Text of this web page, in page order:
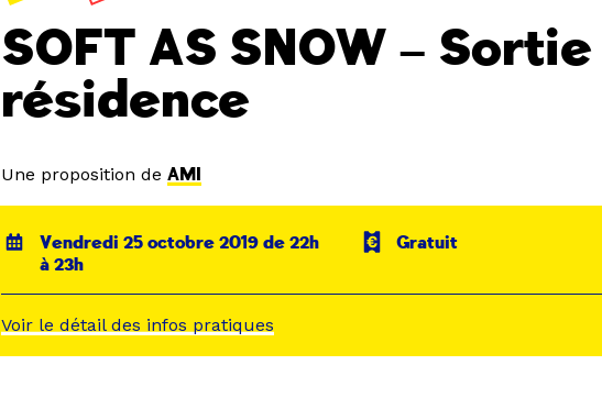
SOFT AS SNOW –
résidence
Une proposition deAMI
Vendredi 25 octobre 2019 de 22h
à 23h
Gratuit
Voir le détail des infos pratiques